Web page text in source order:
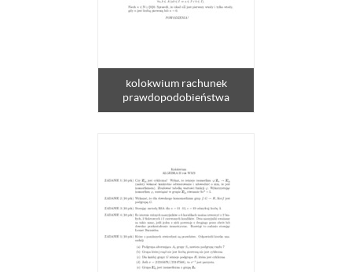
kolokwium rachunek
prawdopodobieństwa